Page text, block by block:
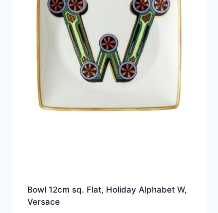
Bowl 12cm sq. Flat, Holiday Alphabet W,
Versace